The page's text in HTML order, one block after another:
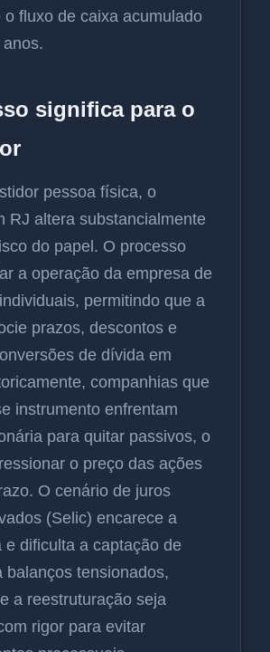
o fluxo de caixa acumulado
significa para o
pessoa física, o
RJ altera substancialmente
do papel. O processo
a operação da empresa de
permitindo que a
prazos, descontos e
de dívida em
companhias que
instrumento enfrentam
para quitar passivos, o
o preço das ações
O cenário de juros
(Selic) encarece a
e dificulta a captação de
balanços tensionados,
a reestruturação seja
rigor para evitar